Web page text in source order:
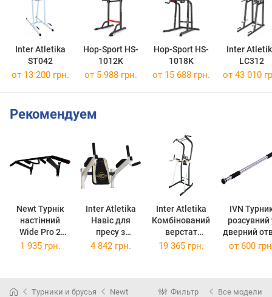
Inter Atletika
ST042
Hop-Sport HS-
1012K
Hop-Sport HS-
1018K
Inter
LC312
от 13 200 грн. от 5 988 грн. от 15 688 грн. от 43 010
Рекомендуем
Newt Турнік
настінний
Wide Pro 2
Чорний
Inter Atletika
Навіс для
пресу з
упором на
Inter Atletika
Комбінований
верстат
InterAtletika
IVN
розсувний у
дверний
62-100 см
1 935 грн. 4 842 грн. 19 365 грн. от 600
Турники и брусья Newt Фильтр Все модели